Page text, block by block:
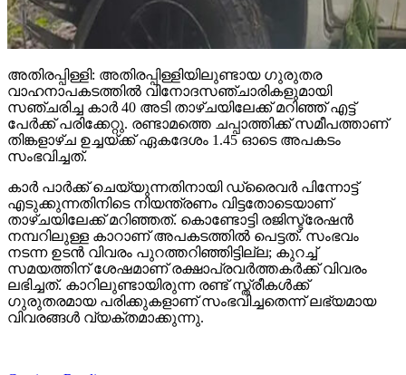
അതിരപ്പിള്ളി: അതിരപ്പിള്ളിയിലുണ്ടായ ഗുരുതര
വാഹനാപകടത്തില്‍ വിനോദസഞ്ചാരികളുമായി
സഞ്ചരിച്ച കാര്‍ 40 അടി താഴ്ചയിലേക്ക് മറിഞ്ഞ് എട്ട്
പേര്‍ക്ക് പരിക്കേറ്റു. രണ്ടാമത്തെ ചപ്പാത്തിക്ക് സമീപത്താണ്
തിങ്കളാഴ്ച ഉച്ചയ്ക്ക് ഏകദേശം 1.45 ഓടെ അപകടം
സംഭവിച്ചത്.
കാര്‍ പാര്‍ക്ക് ചെയ്യുന്നതിനായി ഡ്രൈവര്‍ പിന്നോട്ട്
എടുക്കുന്നതിനിടെ നിയന്ത്രണം വിട്ടതോടെയാണ്
താഴ്ചയിലേക്ക് മറിഞ്ഞത്. കൊണ്ടോട്ടി രജിസ്ട്രേഷന്‍
നമ്പറിലുള്ള കാറാണ് അപകടത്തില്‍ പെട്ടത്. സംഭവം
നടന്ന ഉടന്‍ വിവരം പുറത്തറിഞ്ഞിട്ടില്ല; കുറച്ച്
സമയത്തിന് ശേഷമാണ് രക്ഷാപ്രവര്‍ത്തകര്‍ക്ക് വിവരം
ലഭിച്ചത്. കാറിലുണ്ടായിരുന്ന രണ്ട് സ്ത്രീകള്‍ക്ക്
ഗുരുതരമായ പരിക്കുകളാണ് സംഭവിച്ചതെന്ന് ലഭ്യമായ
വിവരങ്ങള്‍ വ്യക്തമാക്കുന്നു.